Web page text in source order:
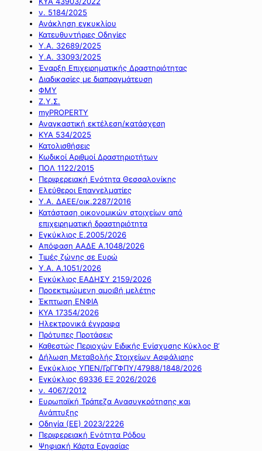
ν. 5184/2025
Ανάκληση εγκυκλίου
Κατευθυντήριες Οδηγίες
Υ.Α. 32689/2025
Υ.Α. 33093/2025
Έναρξη Επιχειρηματικής Δραστηριότητας
Διαδικασίες με διαπραγμάτευση
ΦΜΥ
Ζ.Υ.Σ.
myPROPERTY
Αναγκαστική εκτέλεση/κατάσχεση
ΚΥΑ 534/2025
Κατολισθήσεις
Κωδικοί Αριθμοί Δραστηριοτήτων
ΠΟΛ 1122/2015
Περιφερειακή Ενότητα Θεσσαλονίκης
Ελεύθεροι Επαγγελματίες
Υ.Α. ΔΑΕΕ/οικ.2287/2016
Κατάσταση οικονομικών στοιχείων από
επιχειρηματική δραστηριότητα
Εγκύκλιος Ε.2005/2026
Απόφαση ΑΑΔΕ Α.1048/2026
Τιμές ζώνης σε Ευρώ
Υ.Α. Α.1051/2026
Εγκύκλιος ΕΑΔΗΣΥ 2159/2026
Προεκτιμώμενη αμοιβή μελέτης
Έκπτωση ΕΝΦΙΑ
ΚΥΑ 17354/2026
Ηλεκτρονικά έγγραφα
Πρότυπες Προτάσεις
Καθεστώς Περιοχών Ειδικής Ενίσχυσης Κύκλος Β’
Δήλωση Μεταβολής Στοιχείων Ασφάλισης
Εγκύκλιος ΥΠΕΝ/ΓρΓΓΦΠΥ/47988/1848/2026
Εγκύκλιος 69336 ΕΞ 2026/2026
ν. 4067/2012
Ευρωπαϊκή Τράπεζα Ανασυγκρότησης και
Ανάπτυξης
Οδηγία (ΕΕ) 2023/2226
Περιφερειακή Ενότητα Ρόδου
Ψηφιακή Κάρτα Εργασίας